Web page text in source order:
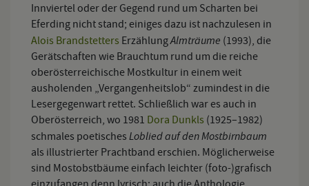
Innviertel oder der Gegend rund um Scharten bei
Eferding nicht stand; einiges dazu ist nachzulesen in
Alois Brandstetters ErzählungAlmträume (1993), die
Gerätschaften wie Brauchtum rund um die reiche
oberösterreichische Mostkultur in einem weit
ausholenden „Vergangenheitslob“ zumindest in die
Lesergegenwart rettet. Schließlich war es auch in
Oberösterreich, wo 1981 Dora Dunkls (1925–1982)
schmales poetisches Loblied auf den Mostbirnbaum
als illustrierter Prachtband erschien. Möglicherweise
sind Mostobstbäume einfach leichter (foto-)grafisch